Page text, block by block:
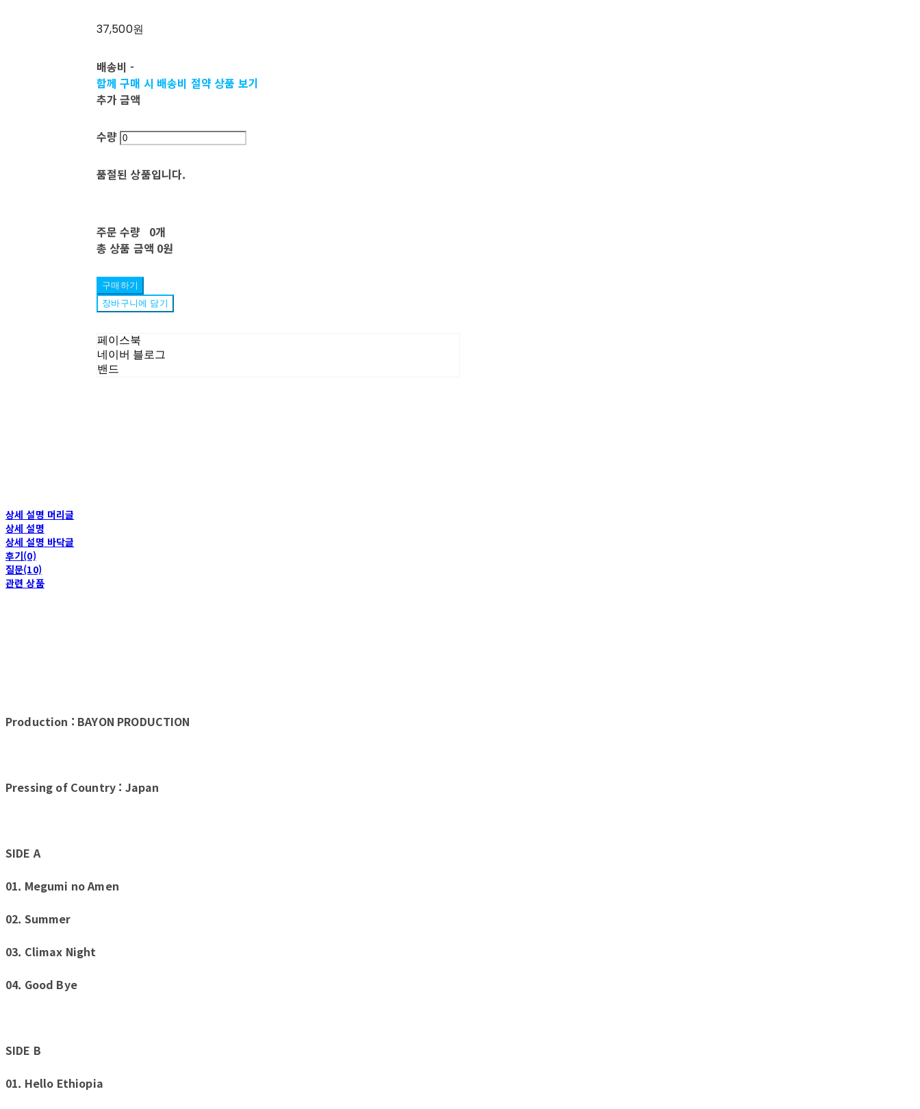
37,500원
배송비-
함께 구매 시 배송비 절약 상품 보기
추가 금액
수량
품절된 상품입니다.
주문 수량 0개
총 상품 금액 0원
구매하기
장바구니에 담기
페이스북
네이버 블로그
밴드
상세 설명 머리글
상세 설명
상세 설명 바닥글
후기(0)
질문(10)
관련 상품
Production : BAYON PRODUCTION
Pressing of Country : Japan
SIDE A
01. Megumi no Amen
02. Summer
03. Climax Night
04. Good Bye
SIDE B
01. Hello Ethiopia